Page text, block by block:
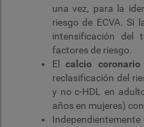
una vez, para la
riesgo de ECVA. Si
intensificación del
factores de riesgo.
Elcalcio coronario
reclasificación del
y no c-HDL en
años en mujeres)
Independientemente